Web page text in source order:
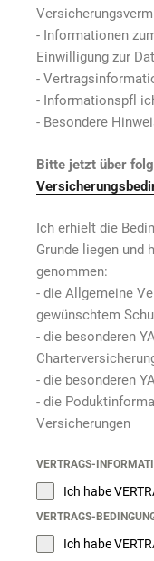
- Informationen
Einwilligung zur
-
- Informationspfl
- Besondere
Bitte jetzt über
Ich erhielt die
Grunde liegen und
genommen:
- die Allgemeine
gewünschtem
- die besonderen
- die besonderen
- die
Versicherungen
VERTRAGS-
Ich habe
VERTRAGS-
Ich habe